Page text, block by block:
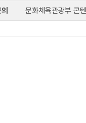
문화체육관광부